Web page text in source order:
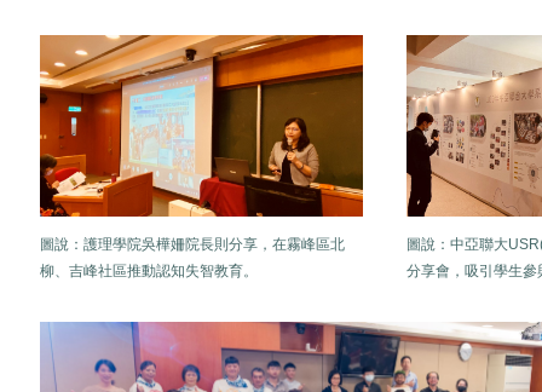
圖說： 護理學院吳樺姍院長則分享，在霧峰區北
柳、吉峰社區推動認知失智教育。
圖說： 中亞聯大
分享會，吸引學生參